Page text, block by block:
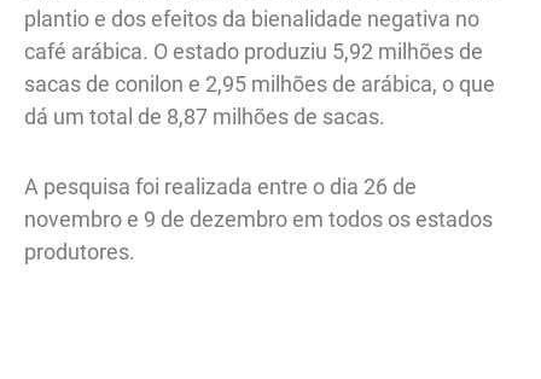
plantio e dos efeitos da bienalidade negativa no
café arábica. O estado produziu 5,92 milhões de
sacas de conilon e 2,95 milhões de arábica, o que
dá um total de 8,87 milhões de sacas.
A pesquisa foi realizada entre o dia 26 de
novembro e 9 de dezembro em todos os estados
produtores.